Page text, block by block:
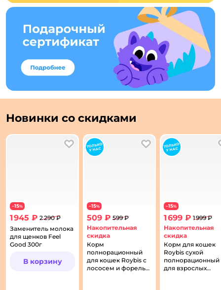
Возврат без забот
Новинки со скидками
В избранное
−15%
1 945 ₽ 2 290 ₽
Заменитель молока
для щенков Feel
Good 300г
В корзину
В избранное
−15%
509 ₽ 599 ₽
Накопительная
скидка
Корм
полнорационный
для кошек Roybis с
лососем и форелью
−15%
1 699 ₽ 1 999 ₽
Накопительная
скидка
Корм для кошек
Roybis сухой
полнорационный
для взрослых